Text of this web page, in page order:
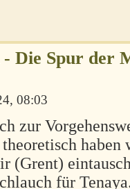
Die Spur der
08:03
zur
haben
(Grent)
für